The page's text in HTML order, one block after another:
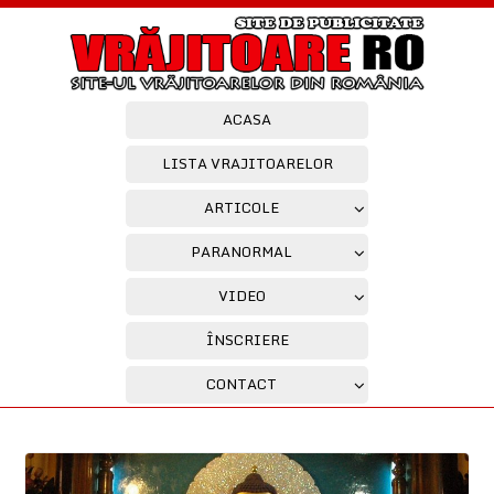
ACASA
LISTA VRAJITOARELOR
ARTICOLE
PARANORMAL
VIDEO
ÎNSCRIERE
CONTACT